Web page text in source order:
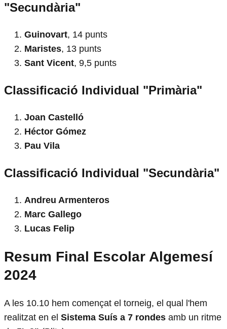
"Secundària"
Guinovart, 14 punts
Maristes, 13 punts
Sant Vicent, 9,5 punts
Classificació Individual "Primària"
Joan Castelló
Héctor Gómez
Pau Vila
Classificació Individual "Secundària"
Andreu Armenteros
Marc Gallego
Lucas Felip
Resum Final Escolar Algemesí
2024
A les 10.10 hem començat el torneig, el qual l'hem
realitzat en el Sistema Suís a 7 rondes amb un ritme